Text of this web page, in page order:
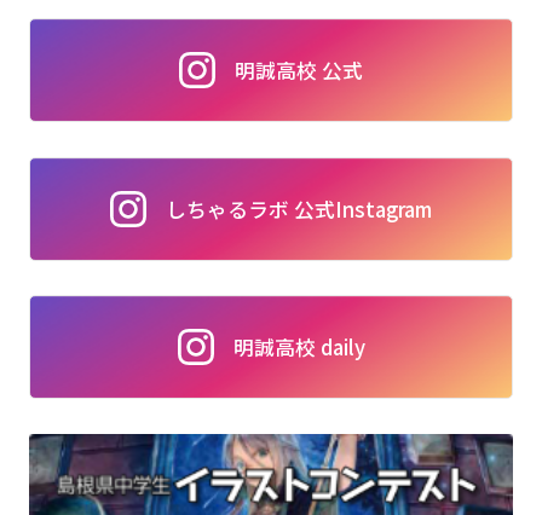
明誠高校 公式
しちゃるラボ 公式Instagram
明誠高校 daily